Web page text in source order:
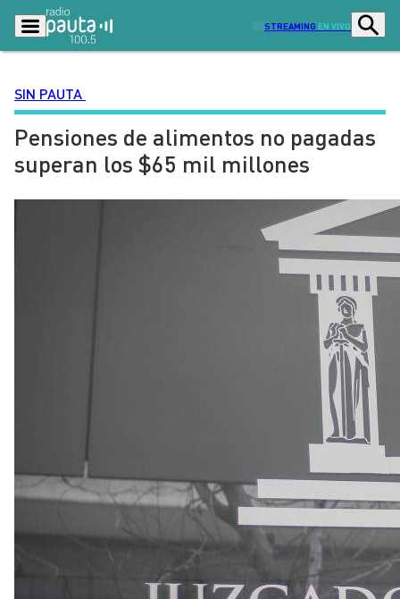
STREAMING EN VIVO
Podcasts Programas
Lo Último
Ciudad Economía
Sostenibilidad
Deportes
Opinión
Señal 2
SIN PAUTA
Pensiones de alimentos no pagadas
superan los $65 mil millones